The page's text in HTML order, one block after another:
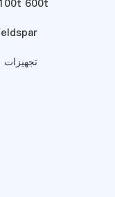
600t